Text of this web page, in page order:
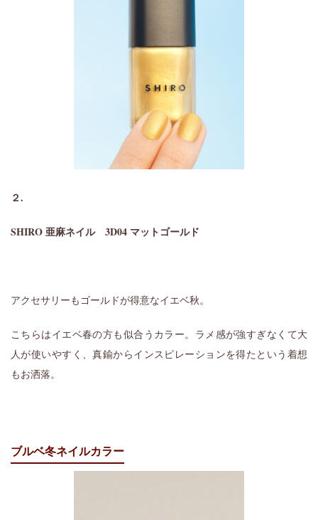
２.
SHIRO 亜麻ネイル 3D04 マットゴールド
アクセサリーもゴールドが得意なイエベ秋。
こちらはイエベ春の方も似合うカラー。ラメ感が強すぎなくて大
人が使いやすく、真鍮からインスピレーションを得たという着想
もお洒落。
ブルベ冬ネイルカラー